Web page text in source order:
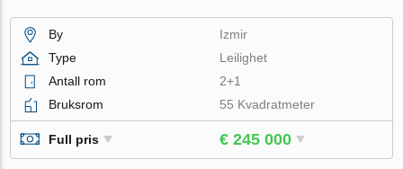
By
Izmir
Type
Leilighet
Antall rom
2+1
Bruksrom
55 Kvadratmeter
Full pris € 245 000